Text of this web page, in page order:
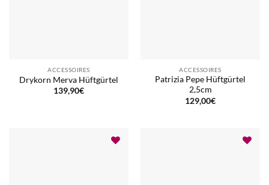
ACCESSOIRES
Drykorn Merva Hüftgürtel
139,90€
ACCESSOIRES
Patrizia Pepe Hüftgürtel
2,5cm
129,00€